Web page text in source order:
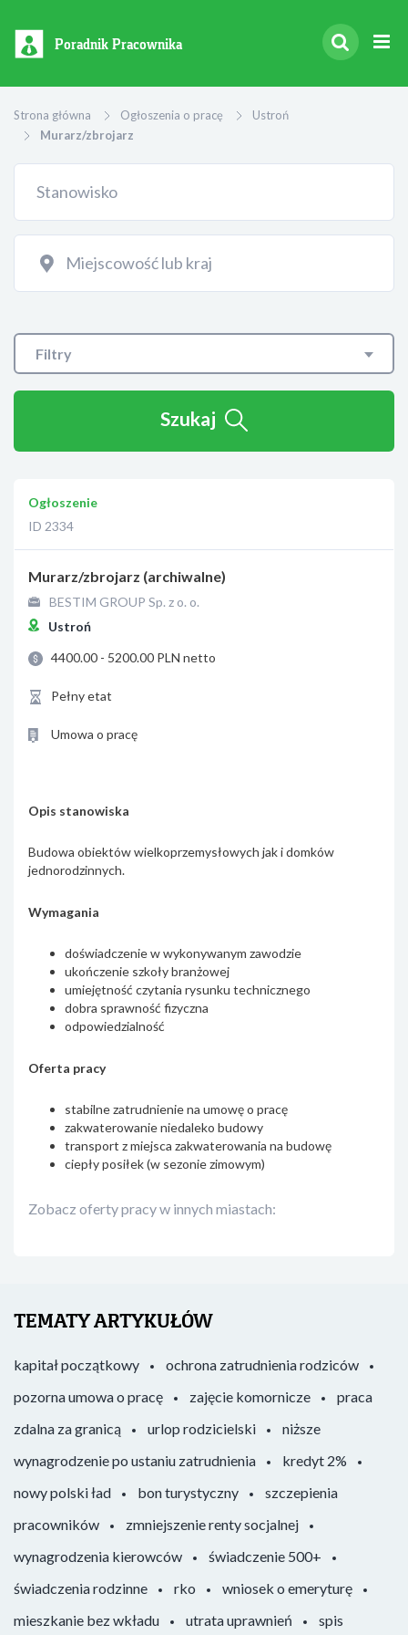
Poradnik Pracownika
Strona główna Ogłoszenia o pracę
Ustroń
Murarz/zbrojarz
Filtry
Szukaj
Ogłoszenie
ID 2334
Murarz/zbrojarz (archiwalne)
BESTIM GROUP Sp. z o. o.
Ustroń
4400.00 - 5200.00 PLN netto
Pełny etat
Umowa o pracę
Opis stanowiska
Budowa obiektów wielkoprzemysłowych jak i domków
jednorodzinnych.
Wymagania
doświadczenie w wykonywanym zawodzie
ukończenie szkoły branżowej
umiejętność czytania rysunku technicznego
dobra sprawność fizyczna
odpowiedzialność
Oferta pracy
stabilne zatrudnienie na umowę o pracę
zakwaterowanie niedaleko budowy
transport z miejsca zakwaterowania na budowę
ciepły posiłek (w sezonie zimowym)
Zobacz oferty pracy w innych miastach:
TEMATY ARTYKUŁÓW
kapitał początkowy
ochrona zatrudnienia rodziców
pozorna umowa o pracę
zajęcie komornicze
praca
zdalna za granicą
urlop rodzicielski
niższe
wynagrodzenie po ustaniu zatrudnienia
kredyt 2%
nowy polski ład
bon turystyczny
szczepienia
pracowników
zmniejszenie renty socjalnej
wynagrodzenia kierowców
świadczenie 500+
świadczenia rodzinne
rko
wniosek o emeryturę
mieszkanie bez wkładu
utrata uprawnień spis